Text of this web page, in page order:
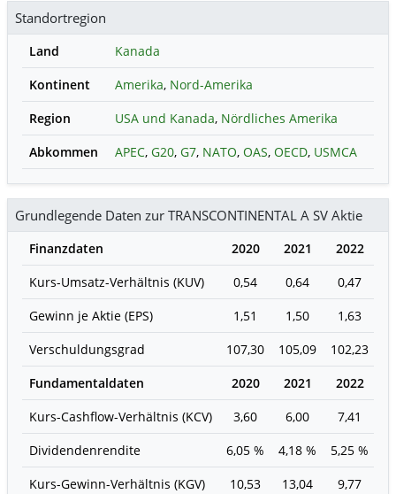
Standortregion
Land
Kanada
Kontinent
Amerika, Nord-Amerika
Region
USA und Kanada, Nördliches Amerika
Abkommen
APEC, G20, G7, NATO, OAS, OECD, USMCA
Grundlegende Daten zur TRANSCONTINENTAL A SV Aktie
Finanzdaten 2020 2021 2022
Kurs-Umsatz-Verhältnis (KUV)
0,54 0,64 0,47
Gewinn je Aktie (EPS)
1,51 1,50 1,63
Verschuldungsgrad
107,30 105,09 102,23
Fundamentaldaten
2020 2021 2022
Kurs-Cashflow-Verhältnis (KCV)
3,60 6,00 7,41
Dividendenrendite
6,05 % 4,18 % 5,25 %
Kurs-Gewinn-Verhältnis (KGV)
10,53 13,04 9,77